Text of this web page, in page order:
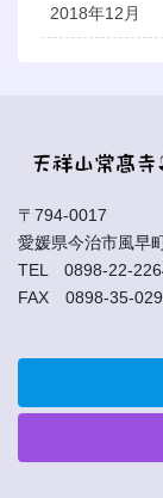
2018年12月
〒794-0017
愛媛県今治市風早
TEL 0898-22-
FAX 0898-35-